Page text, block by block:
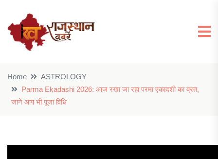
Home
ASTROLOGY
Parma Ekadashi 2026: आज रखा जा रहा परमा एकादशी का व्रत,
जाने आप भी पूजा विधि